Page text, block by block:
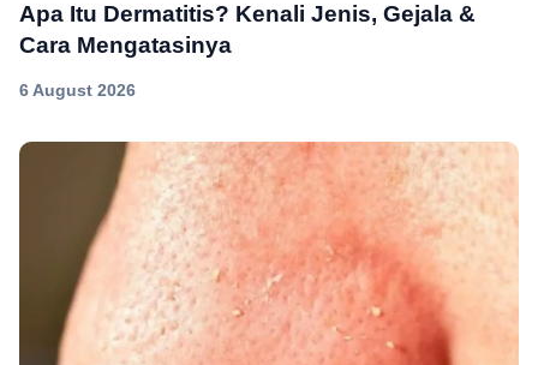
Apa Itu Dermatitis? Kenali Jenis, Gejala &
Cara Mengatasinya
6 August 2026